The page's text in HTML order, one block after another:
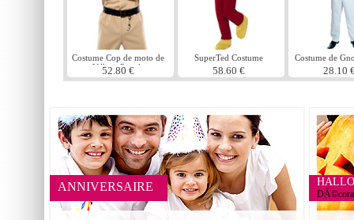
Costume Cop de moto de
Village People
52.80 €
SuperTed Costume
58.60 €
Costume de
28.10
ANNIVERSAIRE